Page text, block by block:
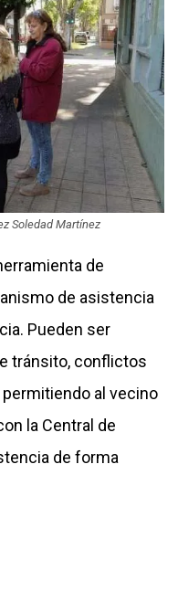
Soledad Martínez
de
de asistencia
Pueden ser
tránsito, conflictos
permitiendo al vecino
la Central de
de forma